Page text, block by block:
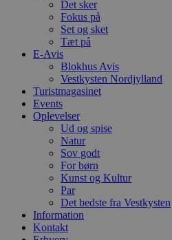
Det sker
Fokus på
Set og sket
Tæt på
E-Avis
Blokhus Avis
Vestkysten Nordjylland
Turistmagasinet
Events
Oplevelser
Ud og spise
Natur
Sov godt
For børn
Kunst og Kultur
Par
Det bedste fra Vestkysten
Information
Kontakt